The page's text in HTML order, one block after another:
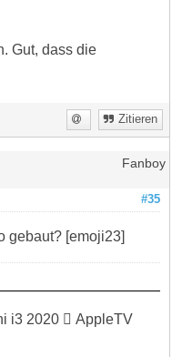
Gut, dass die
Zitieren
Fanboy
#35
gebaut? [emoji23]
i3 2020  AppleTV